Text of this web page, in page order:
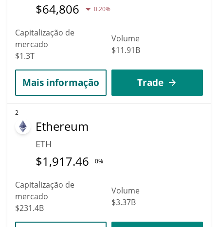
$64,806 0.20%
Capitalização de
mercado
$1.3T
Volume
$11.91B
Mais informação Trade
2
Ethereum
ETH
$1,917.46 0%
Capitalização de
mercado
$231.4B
Volume
$3.37B